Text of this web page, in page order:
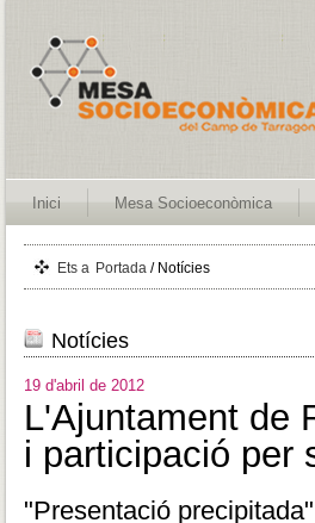
Inici Mesa Socioeconòmica
Ets a Portada/ Notícies
Notícies
19 d'abril de 2012
L'Ajuntament de
i participació per
"Presentació